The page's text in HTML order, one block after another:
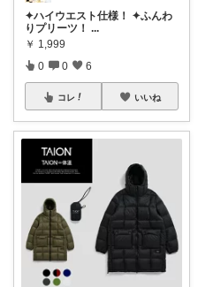
✦ハイウエスト仕様！ ✦ふんわ
りプリーツ！ ...
￥ 1,999
0 0 6
コレ いいね